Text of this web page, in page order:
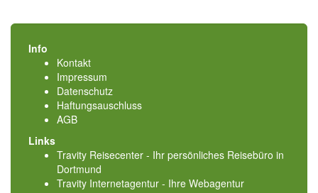
Info
Kontakt
Impressum
Datenschutz
Haftungsauschluss
AGB
Links
Travity Reisecenter - Ihr persönliches Reisebüro in
Dortmund
Travity Internetagentur - Ihre Webagentur